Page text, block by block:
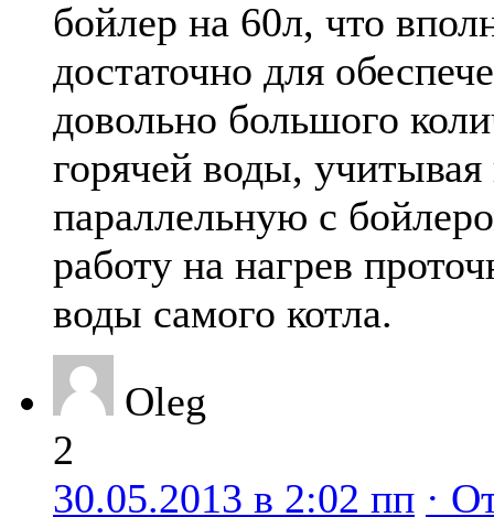
бойлер на 60л, что
достаточно для
довольно большого
горячей воды, учитывая
параллельную с
работу на нагрев
воды самого котла.
Oleg
2
30.05.2013 в 2:02 пп ·